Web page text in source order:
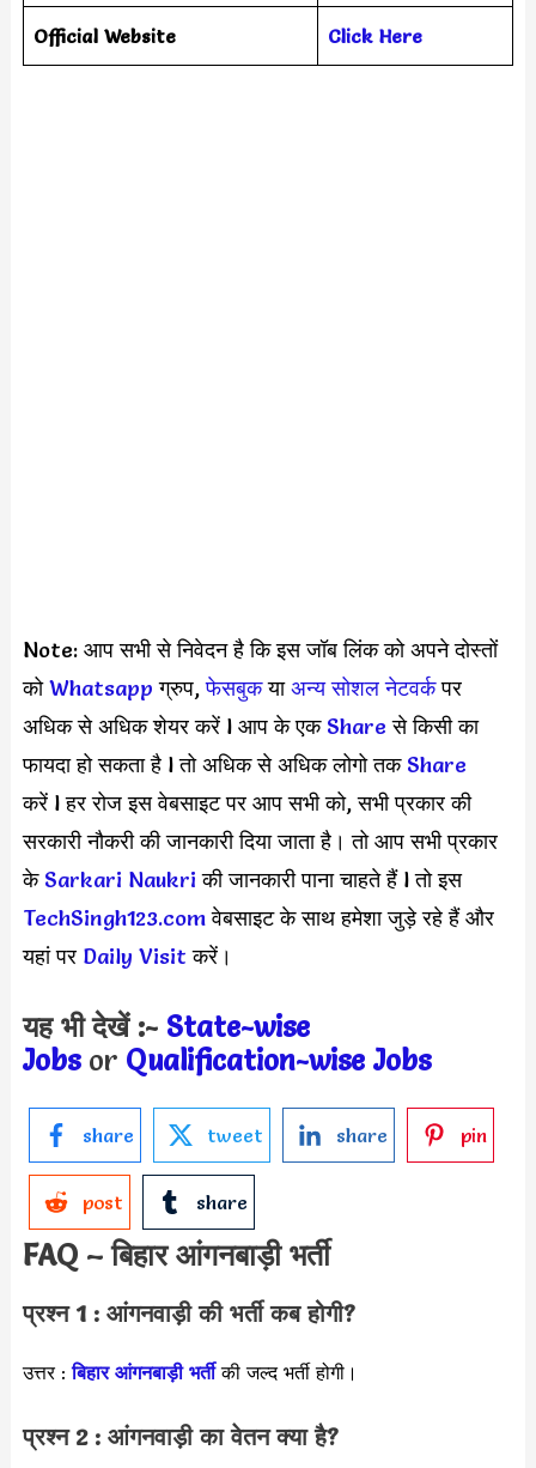
Official Website Click Here
Note: आप सभी से निवेदन है कि इस जॉब लिंक को अपने दोस्तों
कोWhatsapp ग्रुप,फेसबुकयाअन्य सोशल नेटवर्कपर
अधिक से अधिक शेयर करें l आप के एक Shareसे किसी का
फायदा हो सकता है l तो अधिक से अधिक लोगो तकShare
करें l हर रोज इस वेबसाइट पर आप सभी को, सभी प्रकार की
सरकारी नौकरी की जानकारी दिया जाता है। तो आप सभी प्रकार
केSarkari Naukriकी जानकारी पाना चाहते हैं l तो इस
TechSingh123.comवेबसाइट के साथ हमेशा जुड़े रहे हैं और
यहां पर Daily Visitकरें।
यह भी देखें :- State-wise
Jobs or Qualification-wise Jobs
share tweet share pin
post share
FAQ –बिहार आंगनबाड़ी भर्ती
प्रश्न 1 : आंगनवाड़ी की भर्ती कब होगी?
उत्तर :बिहार आंगनबाड़ी भर्तीकी जल्द भर्ती होगी।
प्रश्न 2 : आंगनवाड़ी का वेतन क्या है?